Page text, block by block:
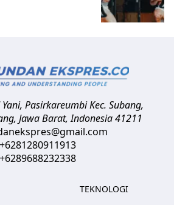
Yani, Pasirkareumbi Kec. Subang,
Jawa Barat,Indonesia41211
+6281280911913
+6289688232338
TEKNOLOGI